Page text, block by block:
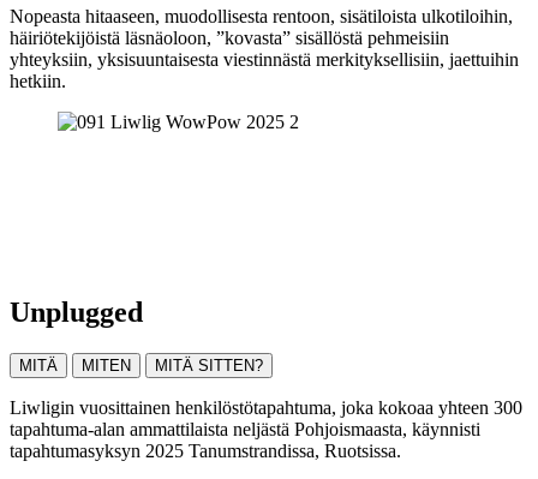
Nopeasta hitaaseen, muodollisesta rentoon, sisätiloista ulkotiloihin,
häiriötekijöistä läsnäoloon, ”kovasta” sisällöstä pehmeisiin
yhteyksiin, yksisuuntaisesta viestinnästä merkityksellisiin, jaettuihin
hetkiin.
Unplugged
MITÄ MITEN MITÄ SITTEN?
Liwligin vuosittainen henkilöstötapahtuma, joka kokoaa yhteen 300
tapahtuma-alan ammattilaista neljästä Pohjoismaasta, käynnisti
tapahtumasyksyn 2025 Tanumstrandissa, Ruotsissa.